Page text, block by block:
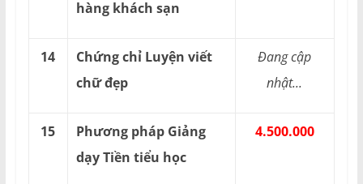
hàng khách sạn
14
Chứng chỉ Luyện viết
chữ đẹp
Đang cập
nhật...
15
Phương pháp Giảng
dạy Tiền tiểu học
4.500.000